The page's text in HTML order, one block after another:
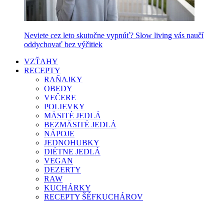
Neviete cez leto skutočne vypnúť? Slow living vás naučí
oddychovať bez výčitiek
VZŤAHY
RECEPTY
RAŇAJKY
OBEDY
VEČERE
POLIEVKY
MÄSITÉ JEDLÁ
BEZMÄSITÉ JEDLÁ
NÁPOJE
JEDNOHUBKY
DIÉTNE JEDLÁ
VEGAN
DEZERTY
RAW
KUCHÁRKY
RECEPTY ŠÉFKUCHÁROV